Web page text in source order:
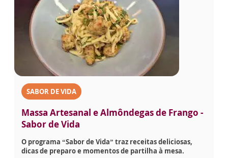
SABOR DE VIDA
Massa Artesanal e Almôndegas de Frango -
Sabor de Vida
O programa “Sabor de Vida” traz receitas deliciosas,
dicas de preparo e momentos de partilha à mesa.